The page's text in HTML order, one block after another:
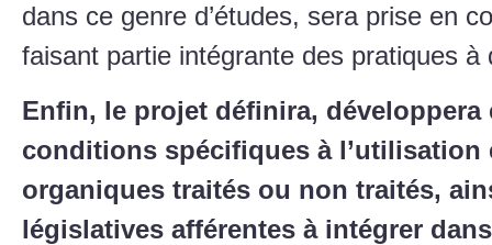
dans ce genre d’études, sera prise en
faisant partie intégrante des pratiques à
Enfin, le projet définira, développera
conditions spécifiques à l’utilisation
organiques traités ou non traités,
législatives afférentes à intégrer